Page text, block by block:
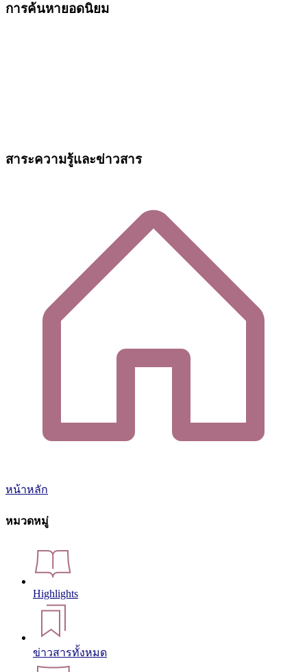
การค้นหายอดนิยม
สาระความรู้และข่าวสาร
หน้าหลัก
หมวดหมู่
Highlights
ข่าวสารทั้งหมด